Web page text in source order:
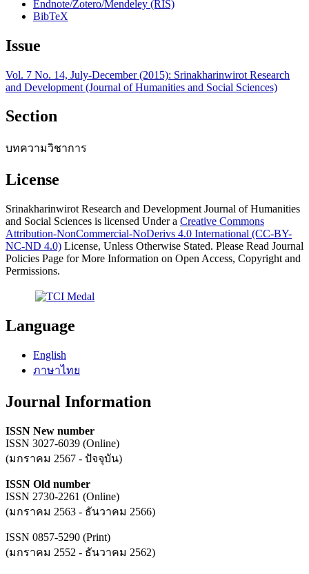
Endnote/Zotero/Mendeley (RIS)
BibTeX
Issue
Vol. 7 No. 14, July-December (2015): Srinakharinwirot Research
and Development (Journal of Humanities and Social Sciences)
Section
บทความวิชาการ
License
Srinakharinwirot Research and Development Journal of Humanities
and Social Sciences is licensed Under a Creative Commons
Attribution-NonCommercial-NoDerivs 4.0 International (CC-BY-
NC-ND 4.0) License, Unless Otherwise Stated. Please Read Journal
Policies Page for More Information on Open Access, Copyright and
Permissions.
Language
English
ภาษาไทย
Journal Information
ISSN New number
ISSN 3027-6039 (Online)
(มกราคม 2567 - ปัจจุบัน)
ISSN Old number
ISSN 2730-2261 (Online)
(มกราคม 2563 - ธันวาคม 2566)
ISSN 0857-5290 (Print)
(มกราคม 2552 - ธันวาคม 2562)